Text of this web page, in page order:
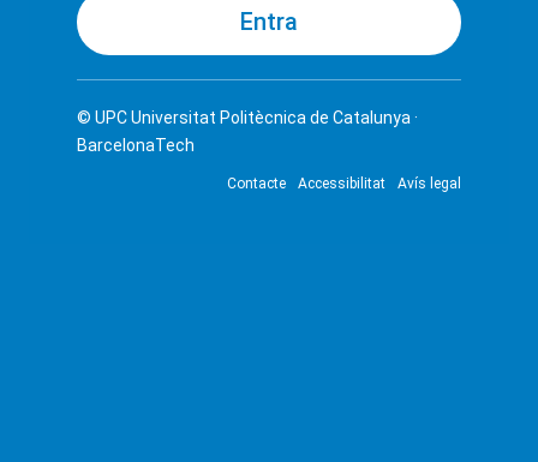
© UPCUniversitat Politècnica de Catalunya ·
BarcelonaTech
Contacte Accessibilitat Avís legal